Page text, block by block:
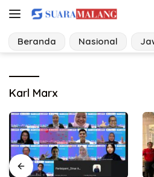
Langsung
konten
Beranda Nasional
Karl Marx